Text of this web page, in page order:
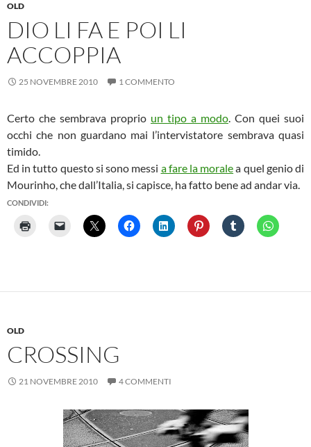
OLD
DIO LI FA E POI LI
ACCOPPIA
25 NOVEMBRE 2010 1 COMMENTO
Certo che sembrava proprio un tipo a modo. Con quei suoi
occhi che non guardano mai l’intervistatore sembrava quasi
timido.
Ed in tutto questo si sono messi a fare la moralea quel genio di
Mourinho, che dall’Italia, si capisce, ha fatto bene ad andar via.
CONDIVIDI:
OLD
CROSSING
21 NOVEMBRE 2010 4 COMMENTI